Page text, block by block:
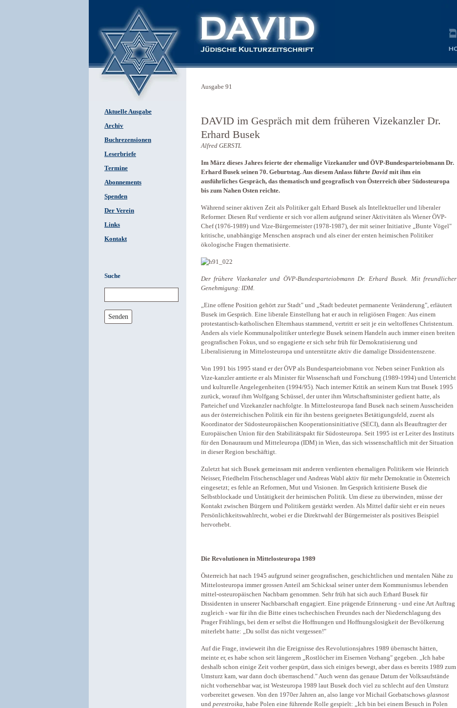
Aktuelle Ausgabe
Archiv
Buchrezensionen
Leserbriefe
Termine
Abonnements
Spenden
Der Verein
Links
Kontakt
Suche
Senden
Ausgabe 91
DAVID im Gespräch mit dem früheren Vizekanzler Dr.
Erhard Busek
Alfred GERSTL
Im März dieses Jahres feierte der ehemalige Vizekanzler und ÖVP-Bundesparteiobmann Dr.
Erhard Busek seinen 70. Geburtstag. Aus diesem Anlass führte David mit ihm ein
ausführliches Gespräch, das thematisch und geografisch von Österreich über Südosteuropa
bis zum Nahen Osten reichte.
Während seiner aktiven Zeit als Politiker galt Erhard Busek als Intellektueller und liberaler
Reformer. Diesen Ruf verdiente er sich vor allem aufgrund seiner Aktivitäten als Wiener ÖVP-
Chef (1976-1989) und Vize-Bürgermeister (1978-1987), der mit seiner Initiative „Bunte Vögel"
kritische, unabhängige Menschen ansprach und als einer der ersten heimischen Politiker
ökologische Fragen thematisierte.
Der frühere Vizekanzler und ÖVP-Bundesparteiobmann Dr. Erhard Busek. Mit freundlicher
Genehmigung: IDM.
„Eine offene Position gehört zur Stadt" und „Stadt bedeutet permanente Veränderung", erläutert
Busek im Gespräch. Eine liberale Einstellung hat er auch in religiösen Fragen: Aus einem
protestantisch-katholischen Elternhaus stammend, vertritt er seit je ein weltoffenes Christentum.
Anders als viele Kommunalpolitiker unterlegte Busek seinem Handeln auch immer einen breiten
geografischen Fokus, und so engagierte er sich sehr früh für Demokratisierung und
Liberalisierung in Mittelosteuropa und unterstützte aktiv die damalige Dissidentenszene.
Von 1991 bis 1995 stand er der ÖVP als Bundesparteiobmann vor. Neben seiner Funktion als
Vize-kanzler amtierte er als Minister für Wissenschaft und Forschung (1989-1994) und Unterricht
und kulturelle Angelegenheiten (1994/95). Nach interner Kritik an seinem Kurs trat Busek 1995
zurück, worauf ihm Wolfgang Schüssel, der unter ihm Wirtschaftsminister gedient hatte, als
Parteichef und Vizekanzler nachfolgte. In Mittelosteuropa fand Busek nach seinem Ausscheiden
aus der österreichischen Politik ein für ihn bestens geeignetes Betätigungsfeld, zuerst als
Koordinator der Südosteuropäischen Kooperationsinitiative (SECI), dann als Beauftragter der
Europäischen Union für den Stabilitätspakt für Südosteuropa. Seit 1995 ist er Leiter des Instituts
für den Donauraum und Mitteleuropa (IDM) in Wien, das sich wissenschaftlich mit der Situation
in dieser Region beschäftigt.
Zuletzt hat sich Busek gemeinsam mit anderen verdienten ehemaligen Politikern wie Heinrich
Neisser, Friedhelm Frischenschlager und Andreas Wabl aktiv für mehr Demokratie in Österreich
eingesetzt; es fehle an Reformen, Mut und Visionen. Im Gespräch kritisierte Busek die
Selbstblockade und Untätigkeit der heimischen Politik. Um diese zu überwinden, müsse der
Kontakt zwischen Bürgern und Politikern gestärkt werden. Als Mittel dafür sieht er ein neues
Persönlichkeitswahlrecht, wobei er die Direktwahl der Bürgermeister als positives Beispiel
hervorhebt.
Die Revolutionen in Mittelosteuropa 1989
Österreich hat nach 1945 aufgrund seiner geografischen, geschichtlichen und mentalen Nähe zu
Mittelosteuropa immer grossen Anteil am Schicksal seiner unter dem Kommunismus lebenden
mittel-osteuropäischen Nachbarn genommen. Sehr früh hat sich auch Erhard Busek für
Dissidenten in unserer Nachbarschaft engagiert. Eine prägende Erinnerung - und eine Art Auftrag
zugleich - war für ihn die Bitte eines tschechischen Freundes nach der Niederschlagung des
Prager Frühlings, bei dem er selbst die Hoffnungen und Hoffnungslosigkeit der Bevölkerung
miterlebt hatte: „Du sollst das nicht vergessen!"
Auf die Frage, inwieweit ihn die Ereignisse des Revolutionsjahres 1989 überrascht hätten,
meinte er, es habe schon seit längerem „Rostlöcher im Eisernen Vorhang" gegeben. „Ich habe
deshalb schon einige Zeit vorher gespürt, dass sich einiges bewegt, aber dass es bereits 1989 zum
Umsturz kam, war dann doch überraschend." Auch wenn das genaue Datum der Volksaufstände
nicht vorhersehbar war, ist Westeuropa 1989 laut Busek doch viel zu schlecht auf den Umsturz
vorbereitet gewesen. Von den 1970er Jahren an, also lange vor Michail Gorbatschows glasnost
und perestroika, habe Polen eine führende Rolle gespielt: „Ich bin bei einem Besuch in Polen